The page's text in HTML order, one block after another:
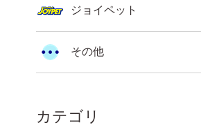
ジョイペット
その他
カテゴリ